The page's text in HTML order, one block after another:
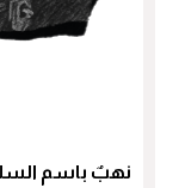
نهبٌ باسم